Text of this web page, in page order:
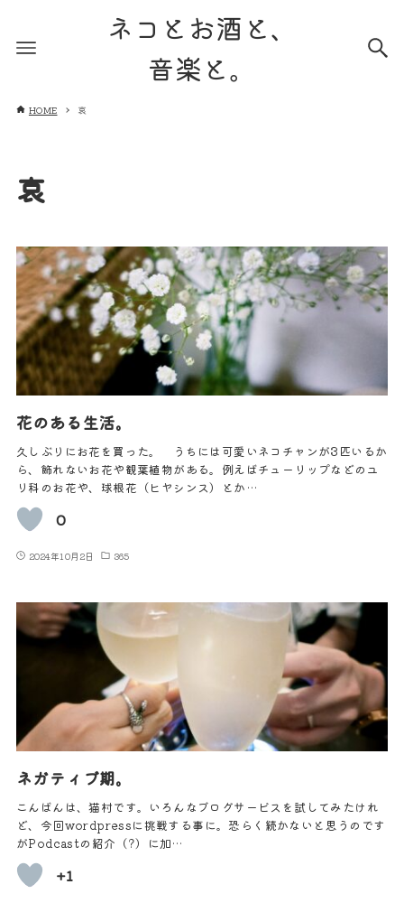
ネコとお酒と、
音楽と。
HOME 哀
哀
花のある生活。
久しぶりにお花を買った。 うちには可愛いネコチャンが3匹いるか
ら、飾れないお花や観葉植物がある。例えばチューリップなどのユ
リ科のお花や、球根花（ヒヤシンス）とか…
0
2024年10月2日 365
ネガティブ期。
こんばんは、猫村です。いろんなブログサービスを試してみたけれ
ど、今回wordpressに挑戦する事に。恐らく続かないと思うのです
がPodcastの紹介（?）に加…
+1